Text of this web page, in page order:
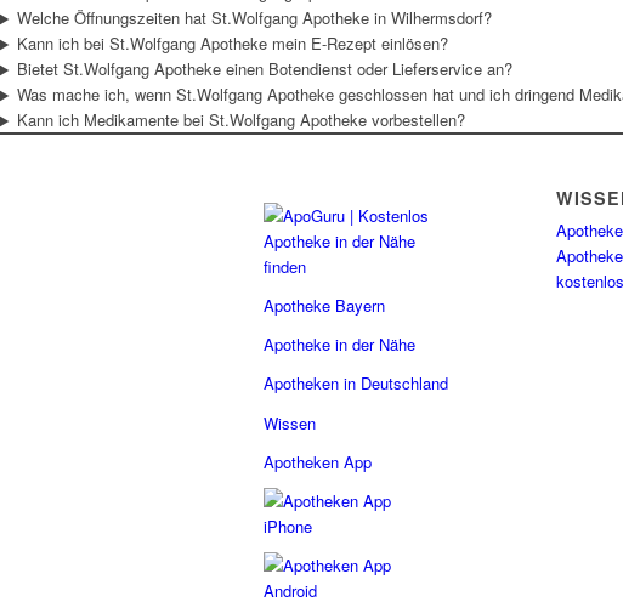
Welche Öffnungszeiten hat St.Wolfgang Apotheke in Wilhermsdorf?
Kann ich bei St.Wolfgang Apotheke mein E-Rezept einlösen?
Bietet St.Wolfgang Apotheke einen Botendienst oder Lieferservice an?
Was mache ich, wenn St.Wolfgang Apotheke geschlossen hat und ich dringend
Kann ich Medikamente bei St.Wolfgang Apotheke vorbestellen?
Apotheke Bayern
Apotheke in der Nähe
Apotheken in Deutschland
Wissen
Apotheken App